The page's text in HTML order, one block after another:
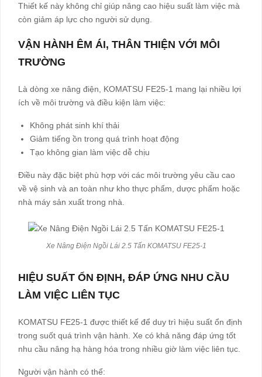
Thiết kế này không chỉ giúp nâng cao hiệu suất làm việc mà
còn giảm áp lực cho người sử dụng.
VẬN HÀNH ÊM ÁI, THÂN THIỆN VỚI MÔI
TRƯỜNG
Là dòng xe nâng điện, KOMATSU FE25-1 mang lại nhiều lợi
ích về môi trường và điều kiện làm việc:
Không phát sinh khí thải
Giảm tiếng ồn trong quá trình hoạt động
Tạo không gian làm việc dễ chịu
Điều này đặc biệt phù hợp với các môi trường yêu cầu cao
về vệ sinh và an toàn như kho thực phẩm, dược phẩm hoặc
nhà máy sản xuất trong nhà.
Xe Nâng Điện Ngồi Lái 2.5 Tấn KOMATSU FE25-1
HIỆU SUẤT ỔN ĐỊNH, ĐÁP ỨNG NHU CẦU
LÀM VIỆC LIÊN TỤC
KOMATSU FE25-1 được thiết kế để duy trì hiệu suất ổn định
trong suốt quá trình vận hành. Xe có khả năng đáp ứng tốt
nhu cầu nâng hạ hàng hóa trong nhiều giờ làm việc liên tục.
Người vận hành có thể: